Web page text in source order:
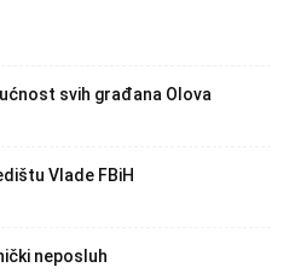
svih građana Olova
Vlade FBiH
neposluh